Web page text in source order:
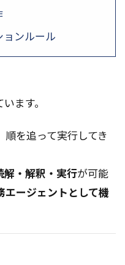
ョンルール
ます。
を追って実行してき
解・解釈・実行が可能
エージェントとして機